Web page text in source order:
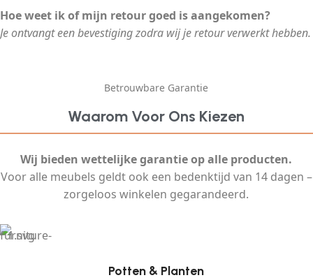
Hoe weet ik of mijn retour goed is aangekomen?
Je ontvangt een bevestiging zodra wij je retour verwerkt hebben.
Betrouwbare Garantie
Waarom Voor Ons Kiezen
Wij bieden wettelijke garantie op alle producten.
Voor alle meubels geldt ook een bedenktijd van 14 dagen –
zorgeloos winkelen gegarandeerd.
Potten & Planten